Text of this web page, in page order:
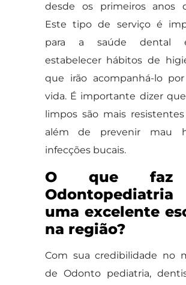
desde os primeiros anos
Este tipo de serviço é
para a saúde dental
estabelecer hábitos de
que irão acompanhá-lo
vida. É importante dizer
limpos são mais
além de prevenir mau
infecções bucais.
O que faz
Odontopediatria
uma excelente
na região?
Com sua credibilidade no
de Odonto pediatria,